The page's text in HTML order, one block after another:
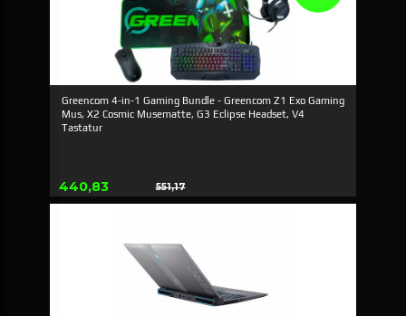
Greencom 4-in-1 Gaming Bundle - Greencom Z1 Exo Gaming
Mus, X2 Cosmic Musematte, G3 Eclipse Headset, V4
Tastatur
Tilbud
440,83 551,17
Rabat